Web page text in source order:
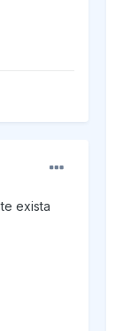
exista